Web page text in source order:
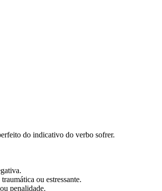
do indicativo do verbo sofrer.
ou estressante.
penalidade.